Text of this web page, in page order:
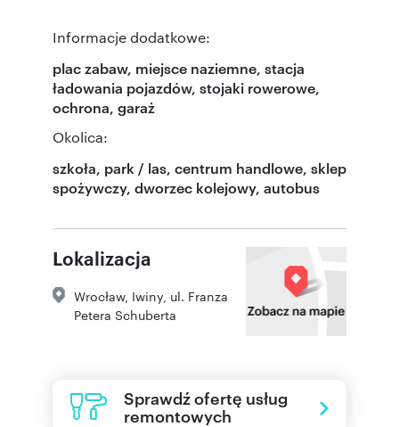
Informacje dodatkowe:
plac zabaw, miejsce naziemne, stacja
ładowania pojazdów, stojaki rowerowe,
ochrona, garaż
Okolica:
szkoła, park / las, centrum handlowe, sklep
spożywczy, dworzec kolejowy, autobus
Lokalizacja
Wrocław, Iwiny ul. Franza
Petera Schuberta
Sprawdź ofertę usług
remontowych